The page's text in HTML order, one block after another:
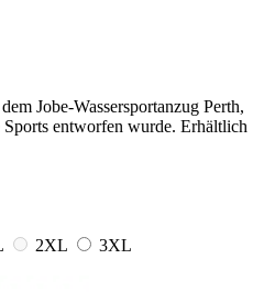
Jobe-Wassersportanzug Perth,
entworfen wurde. Erhältlich
2XL
3XL